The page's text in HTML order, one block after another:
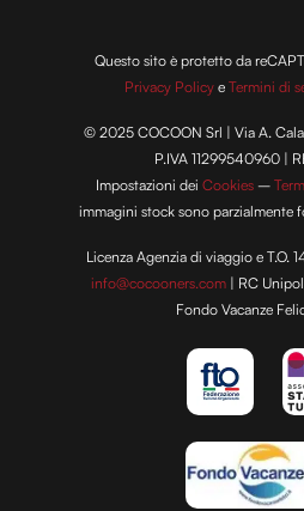
Questo sito è protetto da
Privacy Policy eTermini di
© 2025 COCOON Srl | Via A.
P.IVA 11299540960 |
Impostazioni deiCookies –
immagini stock sono parzialmente
Licenza Agenzia di viaggio e T.O.
info@cocooners.com | RC
Fondo Vacanze